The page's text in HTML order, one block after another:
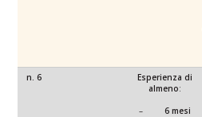
n. 6
Esperienza di
almeno:
–6 mesi